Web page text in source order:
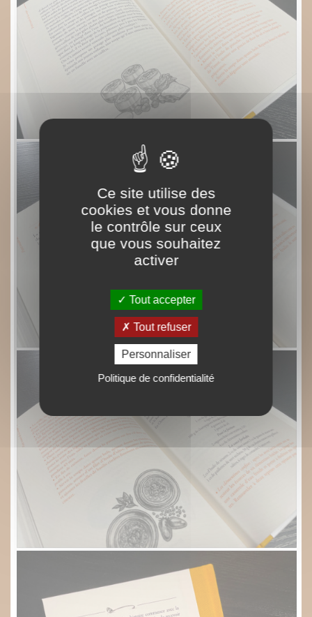
Ce site utilise des
cookies et vous donne
le contrôle sur ceux
que vous souhaitez
activer
Tout accepter
Tout refuser
Personnaliser
Politique de confidentialité